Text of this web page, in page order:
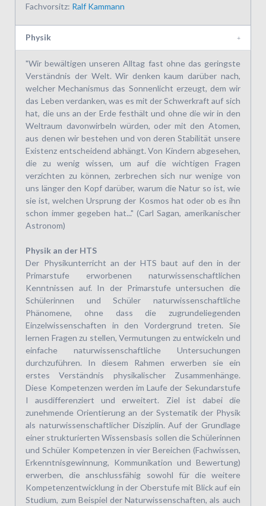
Fachvorsitz: Ralf Kammann
Physik
"Wir bewältigen unseren Alltag fast ohne das geringste
Verständnis der Welt. Wir denken kaum darüber nach,
welcher Mechanismus das Sonnenlicht erzeugt, dem wir
das Leben verdanken, was es mit der Schwerkraft auf sich
hat, die uns an der Erde festhält und ohne die wir in den
Weltraum davonwirbeln würden, oder mit den Atomen,
aus denen wir bestehen und von deren Stabilität unsere
Existenz entscheidend abhängt. Von Kindern abgesehen,
die zu wenig wissen, um auf die wichtigen Fragen
verzichten zu können, zerbrechen sich nur wenige von
uns länger den Kopf darüber, warum die Natur so ist, wie
sie ist, welchen Ursprung der Kosmos hat oder ob es ihn
schon immer gegeben hat..." (Carl Sagan, amerikanischer
Astronom)
Physik an der HTS
Der Physikunterricht an der HTS baut auf den in der
Primarstufe erworbenen naturwissenschaftlichen
Kenntnissen auf. In der Primarstufe untersuchen die
Schülerinnen und Schüler naturwissenschaftliche
Phänomene, ohne dass die zugrundeliegenden
Einzelwissenschaften in den Vordergrund treten. Sie
lernen Fragen zu stellen, Vermutungen zu entwickeln und
einfache naturwissenschaftliche Untersuchungen
durchzuführen. In diesem Rahmen erwerben sie ein
erstes Verständnis physikalischer Zusammenhänge.
Diese Kompetenzen werden im Laufe der Sekundarstufe
I ausdifferenziert und erweitert. Ziel ist dabei die
zunehmende Orientierung an der Systematik der Physik
als naturwissenschaftlicher Disziplin. Auf der Grundlage
einer strukturierten Wissensbasis sollen die Schülerinnen
und Schüler Kompetenzen in vier Bereichen (Fachwissen,
Erkenntnisgewinnung, Kommunikation und Bewertung)
erwerben, die anschlussfähig sowohl für die weitere
Kompetenzentwicklung in der Oberstufe mit Blick auf ein
Studium, zum Beispiel der Naturwissenschaften, als auch